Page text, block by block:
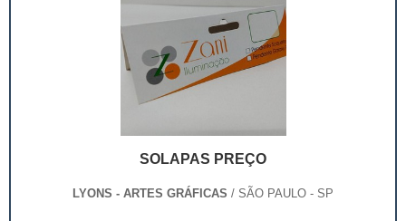
SOLAPAS PREÇO
LYONS - ARTES GRÁFICAS / SÃO PAULO - SP